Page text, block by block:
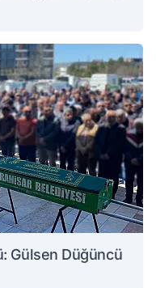
Gülsen Düğüncü